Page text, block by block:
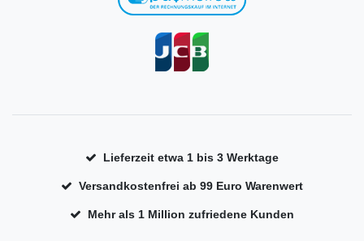
Lieferzeit etwa 1 bis 3 Werktage
Versandkostenfrei ab 99 Euro Warenwert
Mehr als 1 Million zufriedene Kunden